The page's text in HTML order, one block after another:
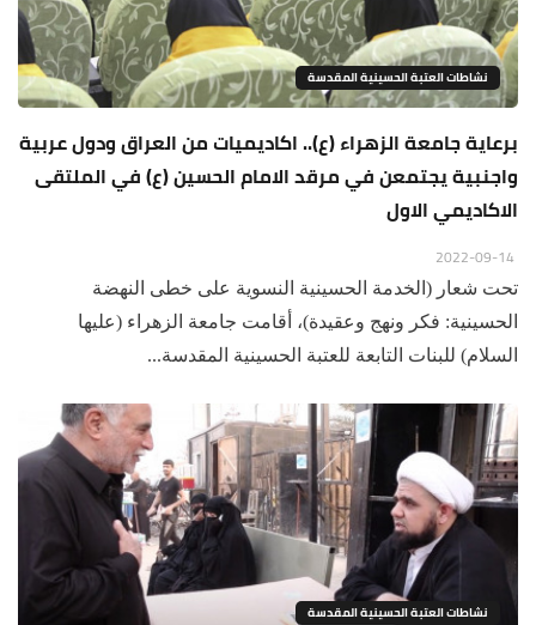
نشاطات العتبة الحسينية المقدسة
برعاية جامعة الزهراء (ع).. اكاديميات من العراق ودول عربية
واجنبية يجتمعن في مرقد الامام الحسين (ع) في الملتقى
الاكاديمي الاول
تحت شعار (الخدمة الحسينية النسوية على خطى النهضة
الحسينية: فكر ونهج وعقيدة)، أقامت جامعة الزهراء (عليها
السلام) للبنات التابعة للعتبة الحسينية المقدسة...
نشاطات العتبة الحسينية المقدسة